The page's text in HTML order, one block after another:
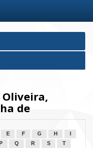
de
E F G H
P Q R S
T